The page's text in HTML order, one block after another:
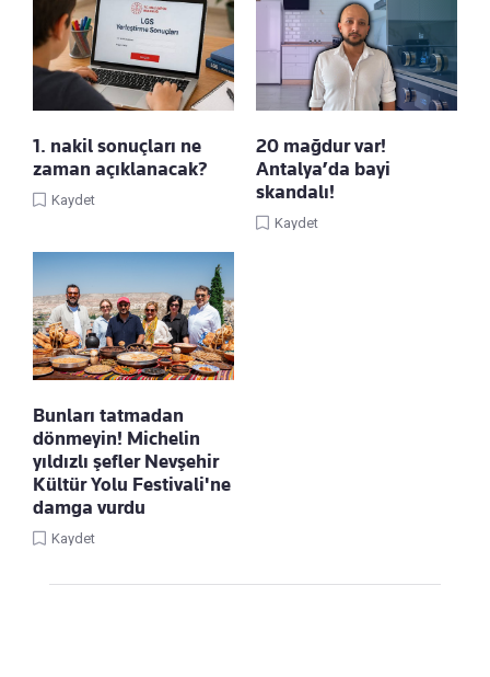
1. nakil sonuçları ne
zaman açıklanacak?
Kaydet
20 mağdur var!
Antalya’da bayi
skandalı!
Kaydet
Bunları tatmadan
dönmeyin! Michelin
yıldızlı şefler Nevşehir
Kültür Yolu Festivali'ne
damga vurdu
Kaydet